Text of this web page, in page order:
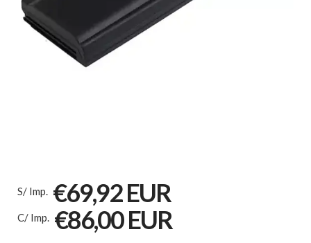
S/ Imp. €69,92 EUR
C/ Imp. €86,00 EUR